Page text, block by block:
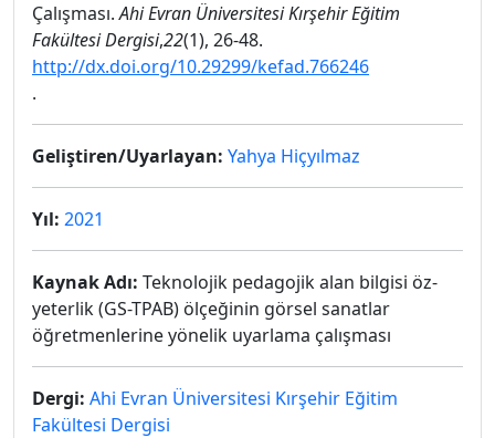
Çalışması.Ahi Evran Üniversitesi Kırşehir Eğitim
Fakültesi Dergisi,22(1), 26-48.
http://dx.doi.org/10.29299/kefad.766246
.
Geliştiren/Uyarlayan: Yahya Hiçyılmaz
Yıl: 2021
Kaynak Adı: Teknolojik pedagojik alan bilgisi öz-
yeterlik (GS-TPAB) ölçeğinin görsel sanatlar
öğretmenlerine yönelik uyarlama çalışması
Dergi: Ahi Evran Üniversitesi Kırşehir Eğitim
Fakültesi Dergisi